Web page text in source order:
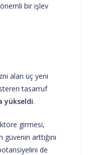
önemli bir işlev
alan üç yeni
tasarruf
yükseldi.
girmesi,
arttığını
de